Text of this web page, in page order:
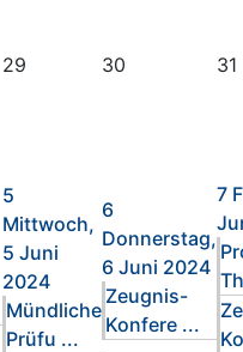
29 30 31
5
Mittwoch,
5 Juni
2024
Mündliche
Prüfu ...
6
Donnerstag,
6 Juni 2024
Zeugnis-
Konfere ...
7